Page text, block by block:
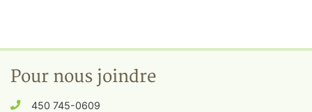
Pour nous joindre
450 745-0609